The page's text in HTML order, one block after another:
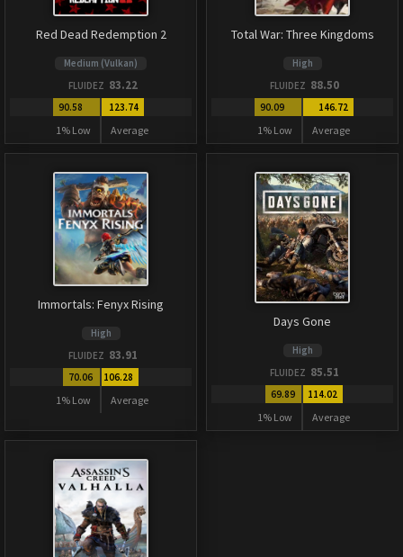
Red Dead Redemption 2
Medium (Vulkan)
FLUIDEZ 83.22
90.58
1% Low
123.74
Average
Total War: Three Kingdoms
High
FLUIDEZ 88.50
90.09
1% Low
146.72
Average
Immortals: Fenyx Rising
High
FLUIDEZ 83.91
70.06
1% Low
106.28
Average
Days Gone
High
FLUIDEZ 85.51
69.89
1% Low
114.02
Average